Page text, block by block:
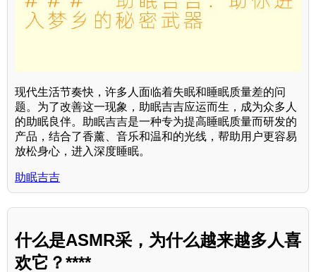
现代生活节奏快，许多人面临着失眠和睡眠质量差的问
题。为了改善这一现象，助眠吉吉应运而生，成为众多人
的助眠良伴。助眠吉吉是一种专为提高睡眠质量而研发的
产品，结合了香薰、音乐和温和的光线，帮助用户更容易
放松身心，进入深度睡眠。
助眠吉吉
什么是ASMR采，为什么越来越多人喜
欢它？****